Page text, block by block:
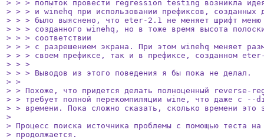
> > > попыток провести regression testing возникла
> > > и winehq при использовании префиксов, созданных
> > > было выяснено, что eter-2.1 не меняет шрифт меню
> > > созданного winehq, но в тоже время высота
> > > соответствии
> > > с разрешением экрана. При этом winehq меняет
> > > своем префиксе, так и в префиксе, созданном
> > >
> > > Выводов из этого поведения я бы пока не делал.
> >
> > Похоже, что придется делать полноценный reverse-
> > требует полной перекомпиляции wine, что даже с --
> > времени. Пока сложно сказать, сколько времени это
>
> Процесс поиска источника проблемы с помощью теста
> продолжается.